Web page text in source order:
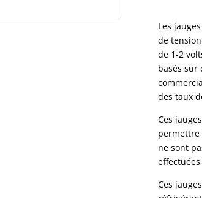
Les
de
de 1-2
basés sur
des taux
Ces
permettre
ne sont
Ces